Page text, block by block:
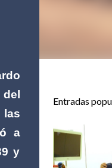
las
a
y
Entradas